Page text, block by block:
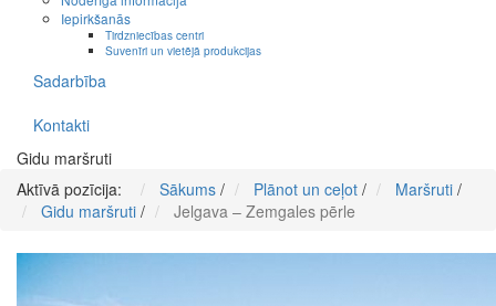
Iepirkšanās
Tirdzniecības centri
Suvenīri un vietējā produkcijas
Sadarbība
Kontakti
Gidu maršruti
Aktīvā pozīcija:
Sākums / Plānot un ceļot / Maršruti /
Gidu maršruti / Jelgava – Zemgales pērle